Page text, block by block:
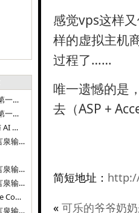
《永恒的舞动》第一百二十八章
《永恒的舞动》第一百二十七章
Vibe Coding：与 AI 并肩进步——言泉输入法 v0.4.1
Cassotis IME（言泉输入法）v0.3.1
Cassotis IME（言泉输入法）v0.2.0
Cassotis IME（言泉输入法）v0.1.0
Project V via Vibe Coding
Cassotis IME（言泉输入法）阶段二
感觉vps这样
样的虚拟主机
过程了……
唯一遗憾的是
去（ASP +
简短地址：
« 可乐的爷爷奶